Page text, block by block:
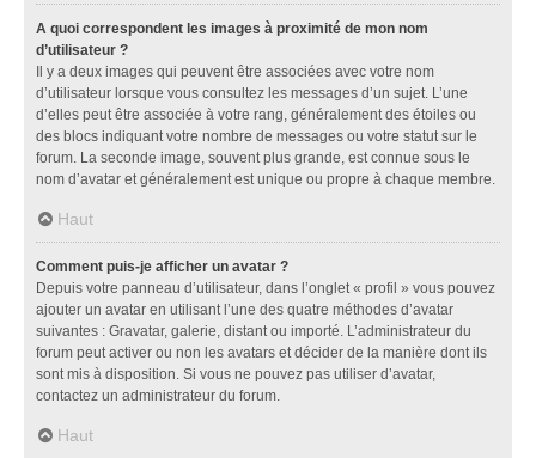
A quoi correspondent les images à proximité de mon nom
d’utilisateur ?
Il y a deux images qui peuvent être associées avec votre nom
d’utilisateur lorsque vous consultez les messages d’un sujet. L’une
d’elles peut être associée à votre rang, généralement des étoiles ou
des blocs indiquant votre nombre de messages ou votre statut sur le
forum. La seconde image, souvent plus grande, est connue sous le
nom d’avatar et généralement est unique ou propre à chaque membre.
Haut
Comment puis-je afficher un avatar ?
Depuis votre panneau d’utilisateur, dans l’onglet « profil » vous pouvez
ajouter un avatar en utilisant l’une des quatre méthodes d’avatar
suivantes : Gravatar, galerie, distant ou importé. L’administrateur du
forum peut activer ou non les avatars et décider de la manière dont ils
sont mis à disposition. Si vous ne pouvez pas utiliser d’avatar,
contactez un administrateur du forum.
Haut